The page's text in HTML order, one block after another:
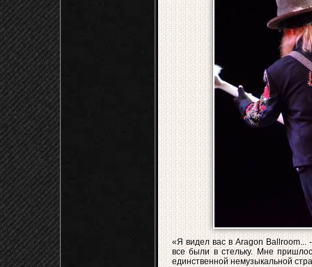
«Я видел вас в Aragon Ballroom...
все были в стельку. Мне
единственной немузыкальной